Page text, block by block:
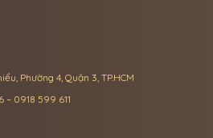
Phường 4, Quận 3, TP.HCM
0918 599 611